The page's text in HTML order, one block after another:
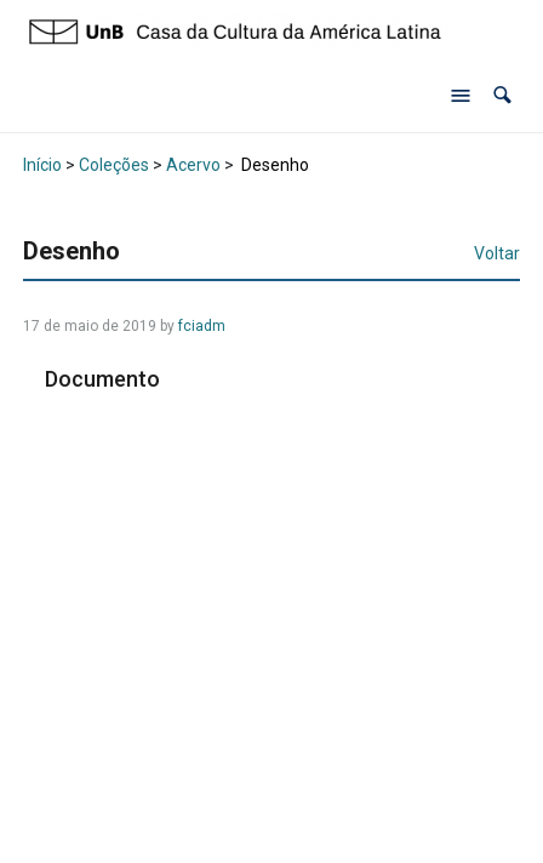
Início > Coleções > Acervo > Desenho
Desenho Voltar
17 de maio de 2019 byfciadm
Documento